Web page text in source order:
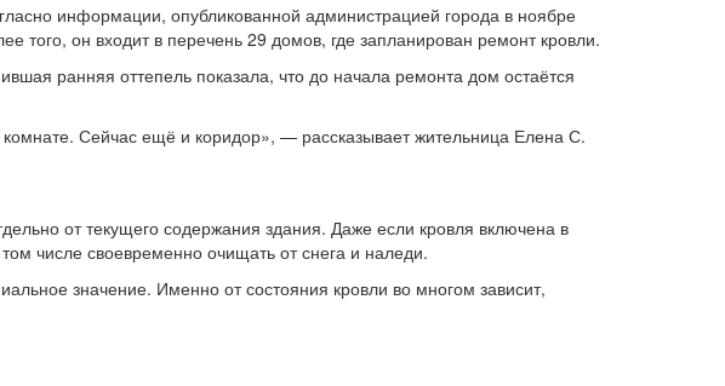
информации, опубликованной администрацией города в ноябре
того, он входит в перечень 29 домов, где запланирован ремонт кровли.
ранняя оттепель показала, что до начала ремонта дом остаётся
Сейчас ещё и коридор», — рассказывает жительница Елена С.
от текущего содержания здания. Даже если кровля включена в
числе своевременно очищать от снега и наледи.
значение. Именно от состояния кровли во многом зависит,